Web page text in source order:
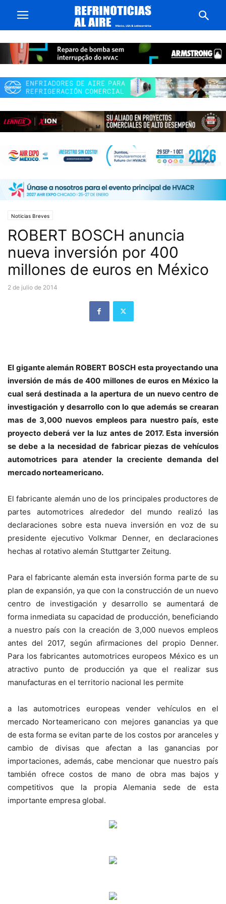
Noticias Breves
ROBERT BOSCH anuncia
nueva inversión por 400
millones de euros en México
2 de julio de 2014
El gigante alemán ROBERT BOSCH esta proyectando una
inversión de más de 400 millones de euros en México la
cual será destinada a la apertura de un nuevo centro de
investigación y desarrollo con lo que además se crearan
mas de 3,000 nuevos empleos para nuestro país, este
proyecto deberá ver la luz antes de 2017. Esta inversión
se debe a la necesidad de fabricar piezas de vehículos
automotrices para atender la creciente demanda del
mercado norteamericano.
El fabricante alemán uno de los principales productores de
partes automotrices alrededor del mundo realizó las
declaraciones sobre esta nueva inversión en voz de su
presidente ejecutivo Volkmar Denner, en declaraciones
hechas al rotativo alemán Stuttgarter Zeitung.
Para el fabricante alemán esta inversión forma parte de su
plan de expansión, ya que con la construcción de un nuevo
centro de investigación y desarrollo se aumentará de
forma inmediata su capacidad de producción, beneficiando
a nuestro país con la creación de 3,000 nuevos empleos
antes del 2017, según afirmaciones del propio Denner.
Para los fabricantes automotrices europeos México es un
atractivo punto de producción ya que el realizar sus
manufacturas en el territorio nacional les permite
a las automotrices europeas vender vehículos en el
mercado Norteamericano con mejores ganancias ya que
de esta forma se evitan parte de los costos por aranceles y
cambio de divisas que afectan a las ganancias por
importaciones, además, cabe mencionar que nuestro país
también ofrece costos de mano de obra mas bajos y
competitivos que la propia Alemania sede de esta
importante empresa global.